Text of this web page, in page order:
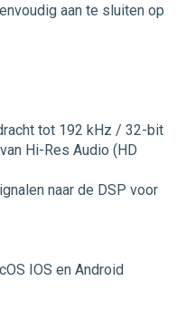
aan te sluiten op
tot 192 kHz / 32-bit
Hi-Res Audio (HD
naar de DSP voor
IOS en Android